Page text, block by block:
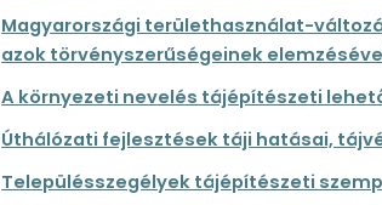
Magyarországi területhasználat-
azok törvényszerűségeinek
A környezeti nevelés tájépítészeti
Úthálózati fejlesztések táji hatásai,
Településszegélyek tájépítészeti